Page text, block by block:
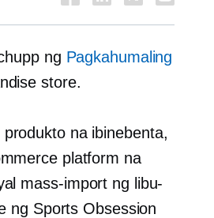
ng Pagkahumaling
store.
na ibinebenta,
platform na
mass-import ng libu-
ng Sports Obsession